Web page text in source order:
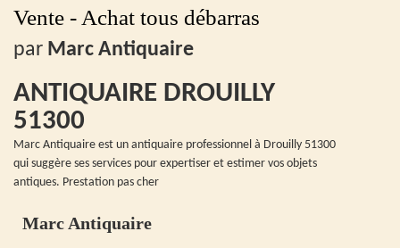
Vente - Achat tous débarras
par Marc Antiquaire
ANTIQUAIRE DROUILLY
51300
Marc Antiquaire est un antiquaire professionnel à Drouilly 51300
qui suggère ses services pour expertiser et estimer vos objets
antiques. Prestation pas cher
Marc Antiquaire